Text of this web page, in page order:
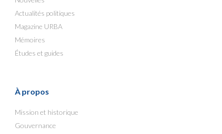
Actualités politiques
Magazine URBA
Mémoires
Études et guides
À propos
Mission et historique
Gouvernance